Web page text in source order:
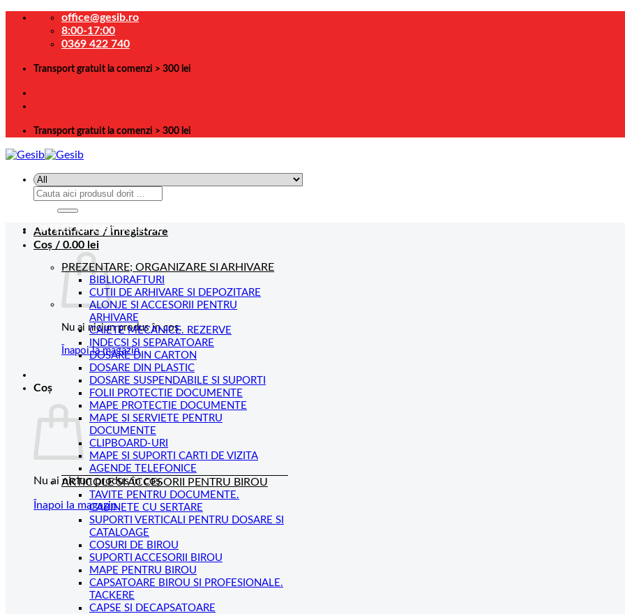
Skip
office@gesib.ro
8:00-17:00
0369 422 740
Transport gratuit la comenzi > 300 lei
Transport gratuit la comenzi > 300 lei
Caută
Autentificare / Înregistrare
Coș / 0.00 lei
Nu ai niciun produs în coș.
Înapoi la magazin
Coș
Nu ai niciun produs în coș.
Înapoi la magazin
CATEGORII DE PRODUSE
PREZENTARE; ORGANIZARE SI ARHIVARE
BIBLIORAFTURI
CUTII DE ARHIVARE SI DEPOZITARE
ALONJE SI ACCESORII PENTRU
ARHIVARE
CAIETE MECANICE. REZERVE
INDECSI SI SEPARATOARE
DOSARE DIN CARTON
DOSARE DIN PLASTIC
DOSARE SUSPENDABILE SI SUPORTI
FOLII PROTECTIE DOCUMENTE
MAPE PROTECTIE DOCUMENTE
MAPE SI SERVIETE PENTRU
DOCUMENTE
CLIPBOARD-URI
MAPE SI SUPORTI CARTI DE VIZITA
AGENDE TELEFONICE
ARTICOLE SI ACCESORII PENTRU BIROU
TAVITE PENTRU DOCUMENTE.
CABINETE CU SERTARE
SUPORTI VERTICALI PENTRU DOSARE SI
CATALOAGE
COSURI DE BIROU
SUPORTI ACCESORII BIROU
MAPE PENTRU BIROU
CAPSATOARE BIROU SI PROFESIONALE.
TACKERE
CAPSE SI DECAPSATOARE